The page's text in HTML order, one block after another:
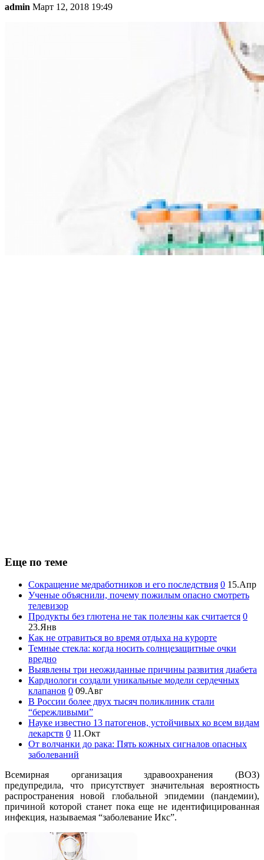
admin Март 12, 2018 19:49
Еще по теме
Сокращение медработников и его последствия 0 15.Апр
Ученые объяснили, почему пожилым опасно смотреть
телевизор
Продукты без глютена не так полезны как считается 0
23.Янв
Как не отравиться во время отдыха на курорте
Темные стекла: когда носить солнцезащитные очки
вредно
Выявлены три неожиданные причины развития диабета
Кардиологи создали уникальные модели сердечных
клапанов 0 09.Авг
В России более двух тысяч поликлиник стали
“бережливыми”
Науке известно 13 патогенов, устойчивых ко всем видам
лекарств 0 11.Окт
От волчанки до рака: Пять кожных сигналов опасных
заболеваний
Всемирная организация здравоохранения (ВОЗ)
предупредила, что присутствует значительная вероятность
распространения новой глобальной эпидемии (пандемии),
причиной которой станет пока еще не идентифицированная
инфекция, называемая “заболевание Икс”.